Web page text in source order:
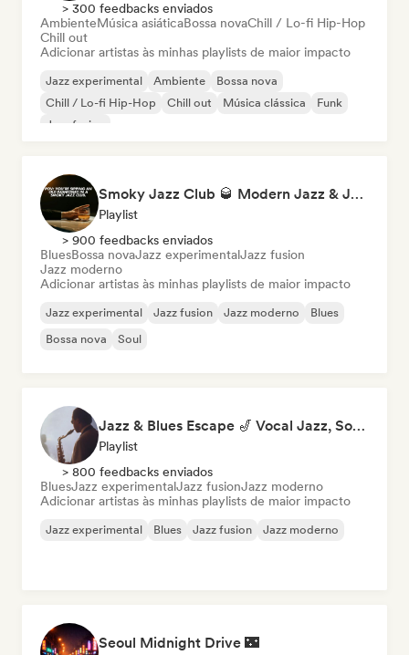
> 300 feedbacks enviados
AmbienteMúsica asiáticaBossa novaChill / Lo-fi Hip-Hop
Chill out
Adicionar artistas às minhas playlists de maior impacto
Jazz experimental Ambiente
Bossa nova
Chill / Lo-fi Hip-Hop
Chill out Música clássica
Funk
Jazz fusion
Smoky Jazz Club 🥃 Modern Jazz & Jazz Fusion to Sip an Old Fashioned to
Playlist
> 900 feedbacks enviados
BluesBossa novaJazz experimentalJazz fusion
Jazz moderno
Adicionar artistas às minhas playlists de maior impacto
Jazz experimental Jazz fusion Jazz moderno
Blues
Bossa nova
Soul
Jazz & Blues Escape 🎷 Vocal Jazz, Soul Blues & Classic Standards
Playlist
> 800 feedbacks enviados
BluesJazz experimentalJazz fusionJazz moderno
Adicionar artistas às minhas playlists de maior impacto
Jazz experimental Blues Jazz fusion Jazz moderno
Seoul Midnight Drive 🌃